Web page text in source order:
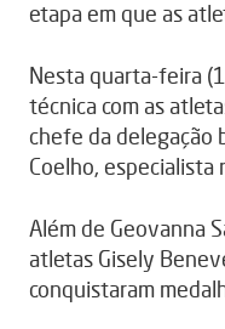
etapa em que as
Nesta quarta-feira
técnica com as
chefe da delegação
Coelho, especialista
Além de Geovanna
atletas Gisely
conquistaram